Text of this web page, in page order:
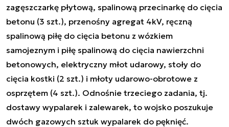
zagęszczarkę płytową, spalinową przecinarkę do cięcia
betonu (3 szt.), przenośny agregat 4kV, ręczną
spalinową piłę do cięcia betonu z wózkiem
samojeznym i piłę spalinową do cięcia nawierzchni
betonowych, elektryczny młot udarowy, stoły do
cięcia kostki (2 szt.) i młoty udarowo-obrotowe z
osprzętem (4 szt.). Odnośnie trzeciego zadania, tj.
dostawy wypalarek i zalewarek, to wojsko poszukuje
dwóch gazowych sztuk wypalarek do pęknięć.